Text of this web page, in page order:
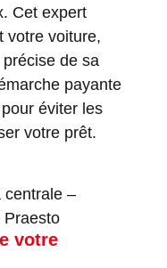
Cet expert
votre voiture,
de sa
payante
éviter les
votre prêt.
centrale –
Praesto
votre